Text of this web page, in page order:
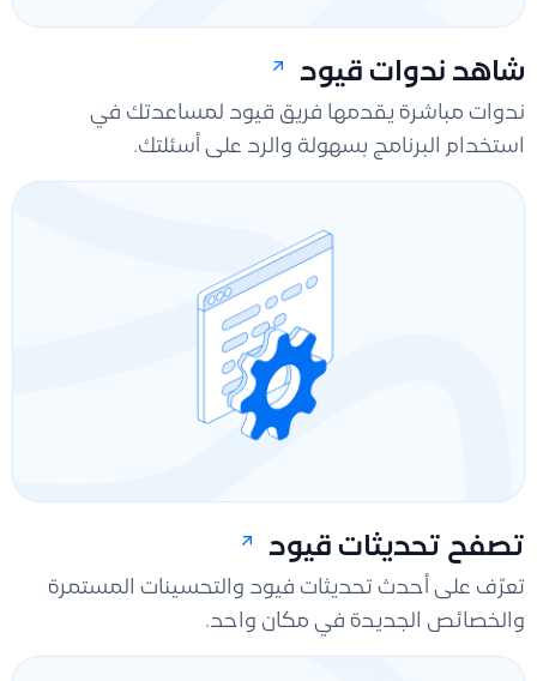
شاهد ندوات قيود
ندوات مباشرة يقدمها فريق قيود لمساعدتك في
استخدام البرنامج بسهولة والرد على أسئلتك.
تصفح تحديثات قيود
تعرّف على أحدث تحديثات فيود والتحسينات المستمرة
والخصائص الجديدة في مكان واحد.